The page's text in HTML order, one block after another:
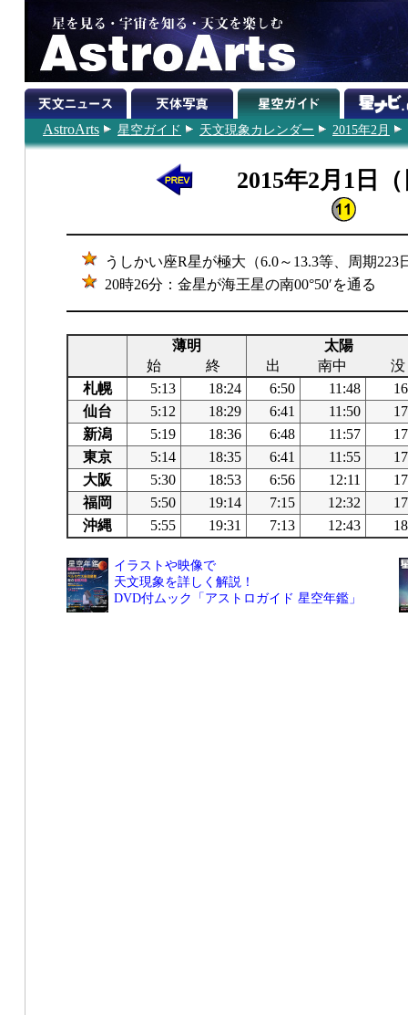
AstroArts 星空ガイド 天文現象カレンダー 2015年2月
2015年2月1日
うしかい座R星が極大（6.0～13.3等、周期223
20時26分：金星が海王星の南00°50′を通る
薄明
太陽
始
終 出 南中
没
札幌
5:13 18:24 6:50 11:48
仙台
5:12 18:29 6:41 11:50
新潟
5:19 18:36 6:48 11:57
東京
5:14 18:35 6:41 11:55
大阪
5:30 18:53 6:56 12:11
福岡
5:50 19:14 7:15 12:32
沖縄
5:55 19:31 7:13 12:43
イラストや映像で
天文現象を詳しく解説！
DVD付ムック「アストロガイド 星空年鑑」